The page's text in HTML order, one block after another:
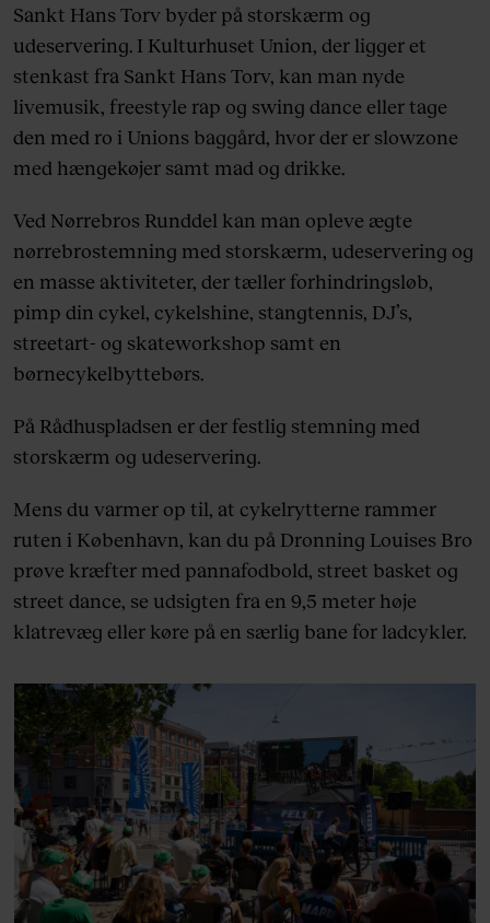
Sankt Hans Torv byder på storskærm og
udeservering. I Kulturhuset Union, der ligger et
stenkast fra Sankt Hans Torv, kan man nyde
livemusik, freestyle rap og swing dance eller tage
den med ro i Unions baggård, hvor der er slowzone
med hængekøjer samt mad og drikke.
Ved Nørrebros Runddel kan man opleve ægte
nørrebrostemning med storskærm, udeservering og
en masse aktiviteter, der tæller forhindringsløb,
pimp din cykel, cykelshine, stangtennis, DJ’s,
streetart- og skateworkshop samt en
børnecykelbyttebørs.
På Rådhuspladsen er der festlig stemning med
storskærm og udeservering.
Mens du varmer op til, at cykelrytterne rammer
ruten i København, kan du på Dronning Louises Bro
prøve kræfter med pannafodbold, street basket og
street dance, se udsigten fra en 9,5 meter høje
klatrevæg eller køre på en særlig bane for ladcykler.